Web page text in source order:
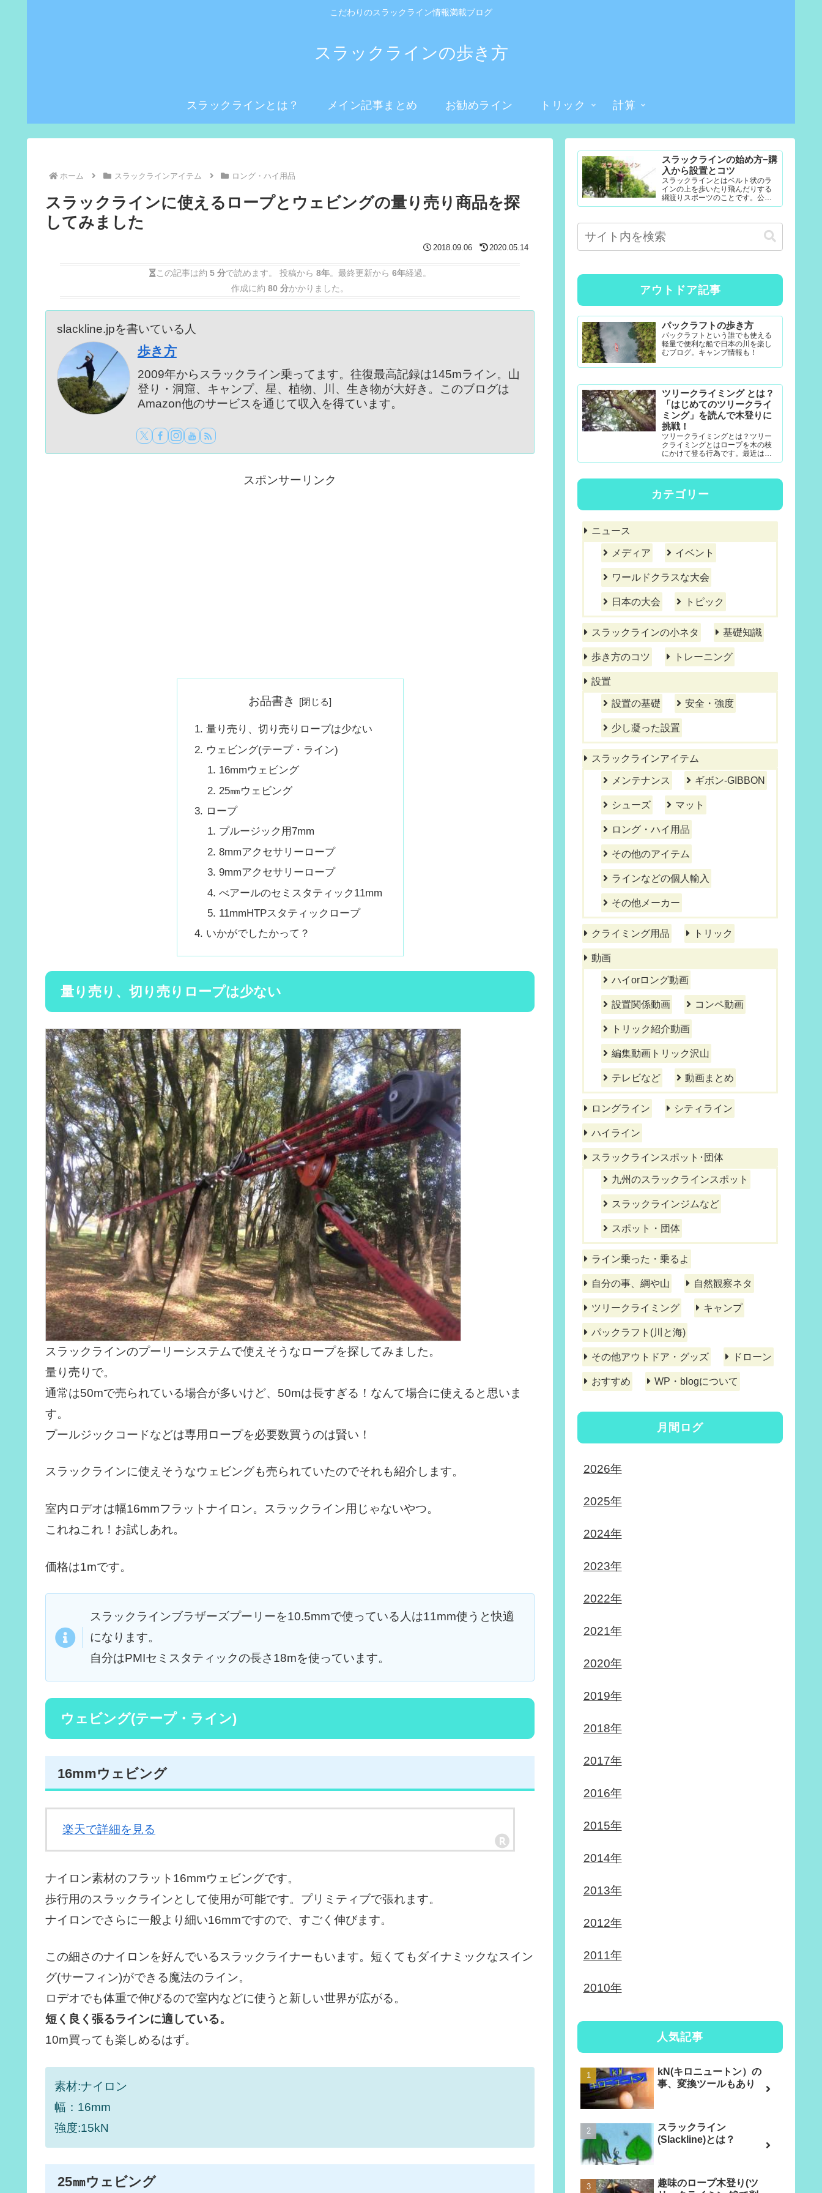
こだわりのスラックライン情報満載ブログ
スラックラインの歩き方
スラックラインとは？ メイン記事まとめ お勧めライン トリック 計算
ホーム スラックラインアイテム ロング・ハイ用品
スラックラインに使えるロープとウェビングの量り売り商品を探
してみました
2018.09.06 2020.05.14
この記事は約 5 分で読めます。 投稿から 8年。最終更新から 6年経過。
作成に約 80 分かかりました。
slackline.jpを書いている人
歩き方
2009年からスラックライン乗ってます。往復最高記録は145mライン。山
登り・洞窟、キャンプ、星、植物、川、生き物が大好き。このブログは
Amazon他のサービスを通じて収入を得ています。
スポンサーリンク
お品書き
量り売り、切り売りロープは少ない
ウェビング(テープ・ライン)
16mmウェビング
25㎜ウェビング
ロープ
プルージック用7mm
8mmアクセサリーロープ
9mmアクセサリーロープ
べアールのセミスタティック11mm
11mmHTPスタティックロープ
いかがでしたかって？
量り売り、切り売りロープは少ない
スラックラインのプーリーシステムで使えそうなロープを探してみました。
量り売りで。
通常は50mで売られている場合が多いけど、50mは長すぎる！なんて場合に使えると思いま
す。
プールジックコードなどは専用ロープを必要数買うのは賢い！
スラックラインに使えそうなウェビングも売られていたのでそれも紹介します。
室内ロデオは幅16mmフラットナイロン。スラックライン用じゃないやつ。
これねこれ！お試しあれ。
価格は1mです。
スラックラインブラザーズプーリーを10.5mmで使っている人は11mm使うと快適
になります。
自分はPMIセミスタティックの長さ18mを使っています。
ウェビング(テープ・ライン)
16mmウェビング
楽天で詳細を見る
ナイロン素材のフラット16mmウェビングです。
歩行用のスラックラインとして使用が可能です。プリミティブで張れます。
ナイロンでさらに一般より細い16mmですので、すごく伸びます。
この細さのナイロンを好んでいるスラックライナーもいます。短くてもダイナミックなスイン
グ(サーフィン)ができる魔法のライン。
ロデオでも体重で伸びるので室内などに使うと新しい世界が広がる。
短く良く張るラインに適している。
10m買っても楽しめるはず。
素材:ナイロン
幅：16mm
強度:15kN
25㎜ウェビング
スラックラインの始め方−購
入から設置とコツ
スラックラインとはベルト状のラ
インの上を歩いたり飛んだりする
綱渡りスポーツのことです。公園
やテレビなどで見たことある人も
が簡単なので幼児から大人まで楽...
アウトドア記事
パックラフトの歩き方
パックラフトという誰でも使える
軽量で便利な船で日本の川を楽し
むブログ。キャンプ情報も！
ツリークライミング とは？
「はじめてのツリークライ
ミング」を読んで木登りに
挑戦！
ツリークライミングとは？ツリー
クライミングとはロープを木の枝
にかけて登る行為です。最近は公
園アクティビティとしても一定の
ロープテクニック(MRS-ム...
カテゴリー
ニュース
メディア イベント
ワールドクラスな大会
日本の大会 トピック
スラックラインの小ネタ 基礎知識
歩き方のコツ トレーニング
設置
設置の基礎 安全・強度
少し凝った設置
スラックラインアイテム
メンテナンス ギボン-GIBBON
シューズ マット
ロング・ハイ用品
その他のアイテム
ラインなどの個人輸入
その他メーカー
クライミング用品 トリック
動画
ハイorロング動画
設置関係動画 コンペ動画
トリック紹介動画
編集動画トリック沢山
テレビなど 動画まとめ
ロングライン シティライン
ハイライン
スラックラインスポット･団体
九州のスラックラインスポット
スラックラインジムなど
スポット・団体
ライン乗った・乗るよ
自分の事、綱や山 自然観察ネタ
ツリークライミング キャンプ
パックラフト(川と海)
その他アウトドア・グッズ ドローン
おすすめ WP・blogについて
月間ログ
2026年
2025年
2024年
2023年
2022年
2021年
2020年
2019年
2018年
2017年
2016年
2015年
2014年
2013年
2012年
2011年
2010年
人気記事
kN(キロニュートン）の
事、変換ツールもあり
スラックライン
(Slackline)とは？
趣味のロープ木登り(ツ